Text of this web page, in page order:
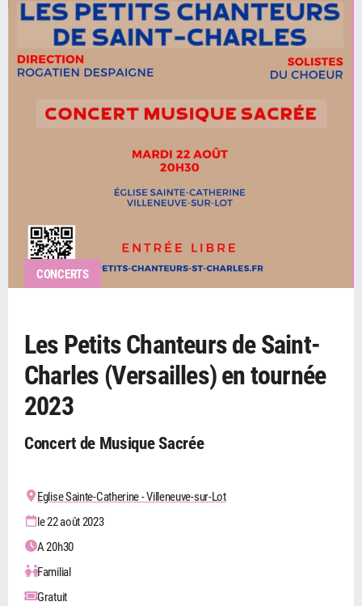
CONCERTS
Les Petits Chanteurs de Saint-
Charles (Versailles) en tournée
2023
Concert de Musique Sacrée
Eglise Sainte-Catherine - Villeneuve-sur-Lot
le 22 août 2023
A 20h30
Familial
Gratuit